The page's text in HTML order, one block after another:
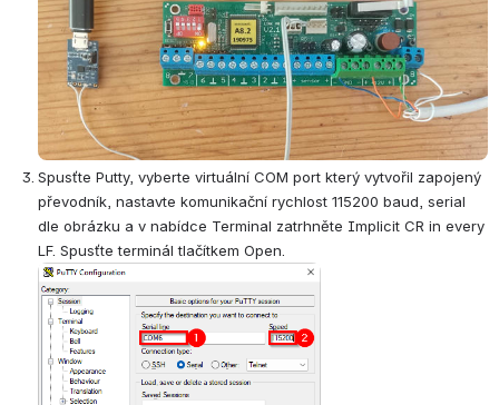
Spusťte Putty, vyberte virtuální COM port který vytvořil zapojený
převodník, nastavte komunikační rychlost 115200 baud, serial
dle obrázku a v nabídce Terminal zatrhněte Implicit CR in every
LF. Spusťte terminál tlačítkem Open.
Open